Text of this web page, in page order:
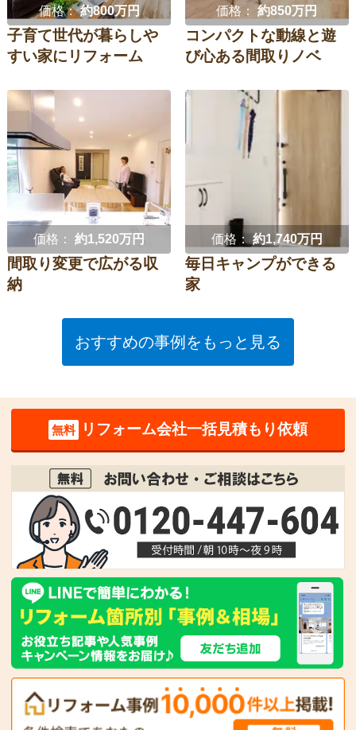
価格：約800万円
子育て世代が暮らしや
すい家にリフォーム
価格：約850万円
コンパクトな動線と遊
び心ある間取りノベ
価格：約1,520万円
間取り変更で広がる収
納
価格： 約1,740万円
毎日キャンプができる
家
おすすめの事例をもっと見る
無料 リフォーム会社一括見積もり依頼